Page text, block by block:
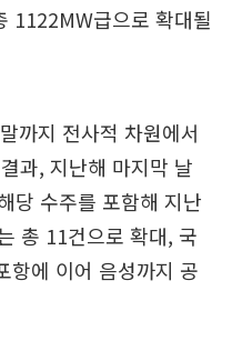
1122MW급으로 확대될
까지 전사적 차원에서
과, 지난해 마지막 날
당 수주를 포함해 지난
총 11건으로 확대, 국
항에 이어 음성까지 공